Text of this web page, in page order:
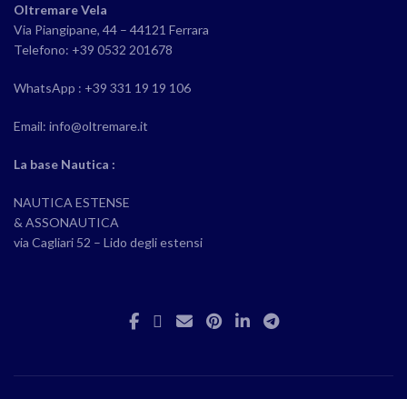
Oltremare Vela
Via Piangipane, 44 – 44121 Ferrara
Telefono: +39 0532 201678
WhatsApp : +39 331 19 19 106
Email: info@oltremare.it
La base Nautica :
NAUTICA ESTENSE
& ASSONAUTICA
via Cagliari 52 – Lido degli estensi